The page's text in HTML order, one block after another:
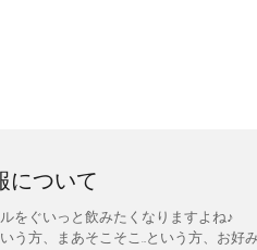
について
をぐいっと飲みたくなりますよね♪
う方、まあそこそこ…という方、お好